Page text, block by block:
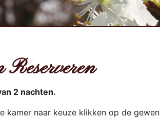
Reserveren
2 nachten.
kamer naar keuze klikken op de